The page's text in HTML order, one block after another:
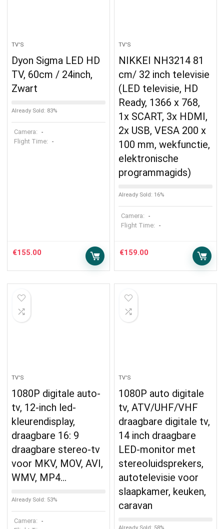
TV'S
Dyon Sigma LED HD
TV, 60cm / 24inch,
Zwart
Already Sold: 83%
Camera: -
Flight Time: -
€155.00
TV'S
NIKKEI NH3214 81
cm/ 32 inch televisie
(LED televisie, HD
Ready, 1366 x 768,
1x SCART, 3x HDMI,
2x USB, VESA 200 x
100 mm, wekfunctie,
elektronische
programmagids)
Already Sold: 16%
Camera: -
Flight Time: -
€159.00
TV'S
1080P digitale auto-
tv, 12-inch led-
kleurendisplay,
draagbare 16: 9
draagbare stereo-tv
voor MKV, MOV, AVI,
WMV, MP4…
Already Sold: 53%
Camera: -
TV'S
1080P auto digitale
tv, ATV/UHF/VHF
draagbare digitale tv,
14 inch draagbare
LED-monitor met
stereoluidsprekers,
autotelevisie voor
slaapkamer, keuken,
caravan